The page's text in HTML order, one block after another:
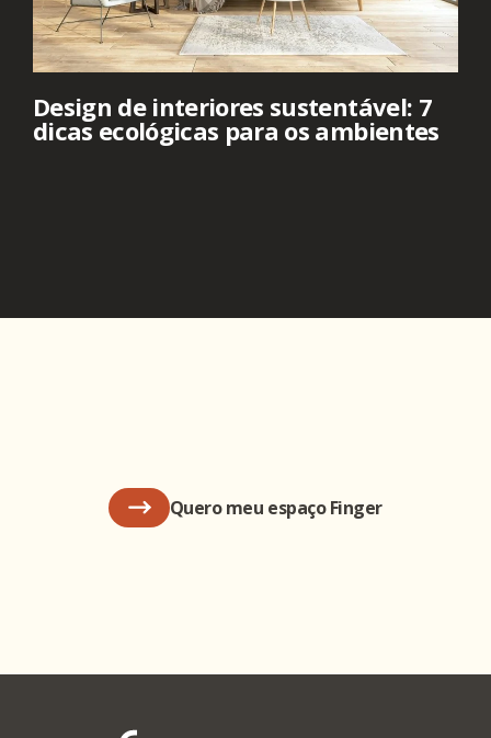
Design de interiores sustentável: 7
dicas ecológicas para os ambientes
Quero meu espaço Finger